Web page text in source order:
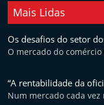
Mais Lidas
Os desafios do setor
O mercado do
“A rentabilidade da
Num mercado cada